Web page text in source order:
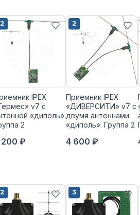
IPEX
v7 с
«диполь».
2
₽
Приемник IPEX
«ДИВЕРСИТИ» v7 с
двумя антеннами
«диполь». Группа 2
4 600 ₽